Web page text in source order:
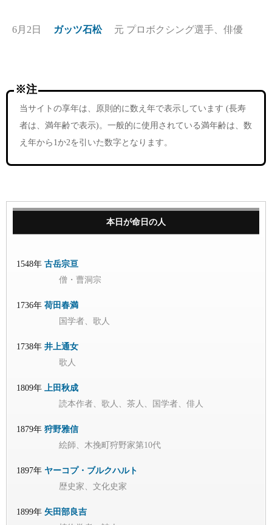
6月2日 ガッツ石松 元 プロボクシング選手、俳優
※注
当サイトの享年は、原則的に数え年で表示しています (長寿
者は、満年齢で表示)。一般的に使用されている満年齢は、数
え年から1か2を引いた数字となります。
本日が命日の人
1548年 古岳宗亘
僧・曹洞宗
1736年 荷田春満
国学者、歌人
1738年 井上通女
歌人
1809年 上田秋成
読本作者、歌人、茶人、国学者、俳人
1879年 狩野雅信
絵師、木挽町狩野家第10代
1897年 ヤーコプ・ブルクハルト
歴史家、文化史家
1899年 矢田部良吉